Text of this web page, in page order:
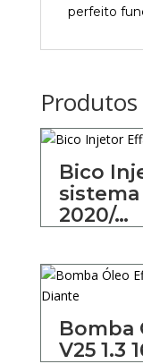
perfeito
Bico
2020/…
Bomba
V25 1.3